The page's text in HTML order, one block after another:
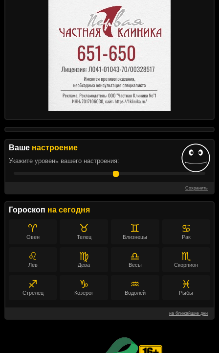
Ваше настроение
Укажите уровень вашего настроения:
Сохранить
Гороскоп на сегодня
♈
Овен
♉
Телец
♊
Близнецы
♋
Рак
♌
Лев
♍
Дева
♎
Весы
♏
Скорпион
♐
Стрелец
♑
Козерог
♒
Водолей
♓
Рыбы
на ближайшие дни